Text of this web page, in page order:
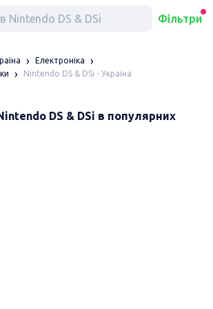
Фільтри
Електроніка
Nintendo DS & DSi - Україна
Nintendo DS & DSi в популярних